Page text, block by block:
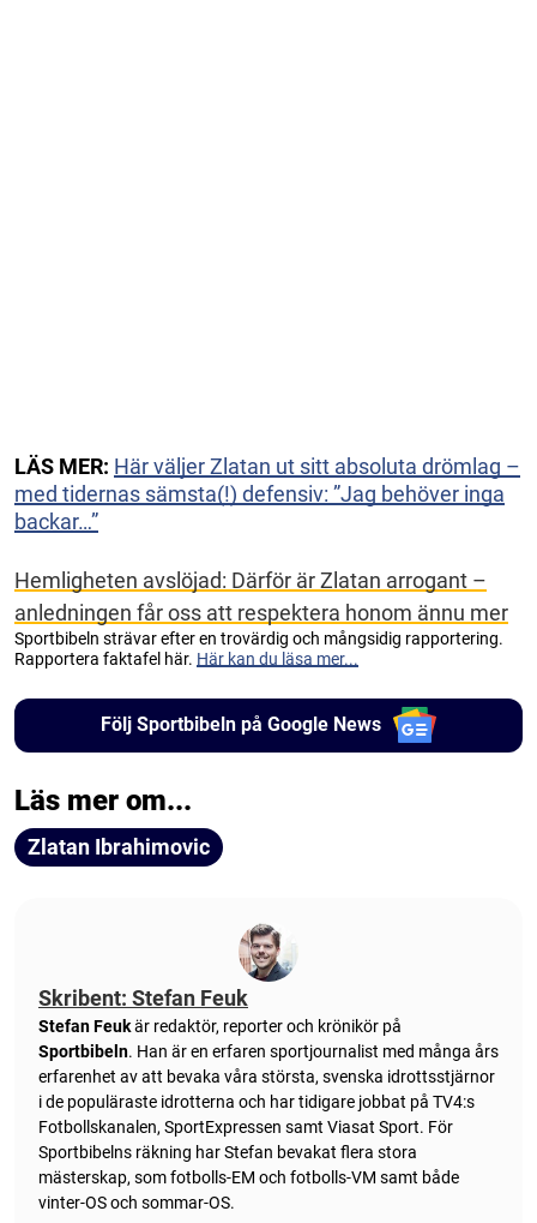
LÄS MER: Här väljer Zlatan ut sitt absoluta drömlag –
med tidernas sämsta(!) defensiv: ”Jag behöver inga
backar…”
Hemligheten avslöjad: Därför är Zlatan arrogant –
anledningen får oss att respektera honom ännu mer
Sportbibeln strävar efter en trovärdig och mångsidig rapportering.
Rapportera faktafel här. Här kan du läsa mer...
Följ Sportbibeln på Google News
Läs mer om...
Zlatan Ibrahimovic
Skribent: Stefan Feuk
Stefan Feukär redaktör, reporter och krönikör på
Sportbibeln. Han är en erfaren sportjournalist med många års
erfarenhet av att bevaka våra största, svenska idrottsstjärnor
i de populäraste idrotterna och har tidigare jobbat på TV4:s
Fotbollskanalen, SportExpressen samt Viasat Sport. För
Sportbibelns räkning har Stefan bevakat flera stora
mästerskap, som fotbolls-EM och fotbolls-VM samt både
vinter-OS och sommar-OS.